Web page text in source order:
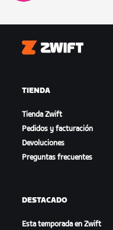
Zwift
TIENDA
Tienda Zwift
Pedidos y facturación
Devoluciones
Preguntas frecuentes
DESTACADO
Esta temporada en Zwift